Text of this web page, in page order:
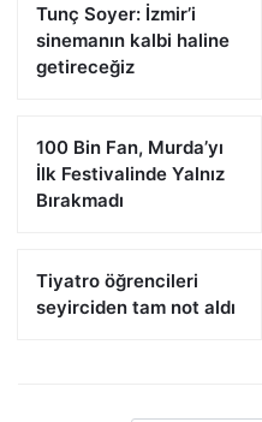
Tunç Soyer: İzmir’i
sinemanın kalbi haline
getireceğiz
100 Bin Fan, Murda’yı
İlk Festivalinde Yalnız
Bırakmadı
Tiyatro öğrencileri
seyirciden tam not aldı